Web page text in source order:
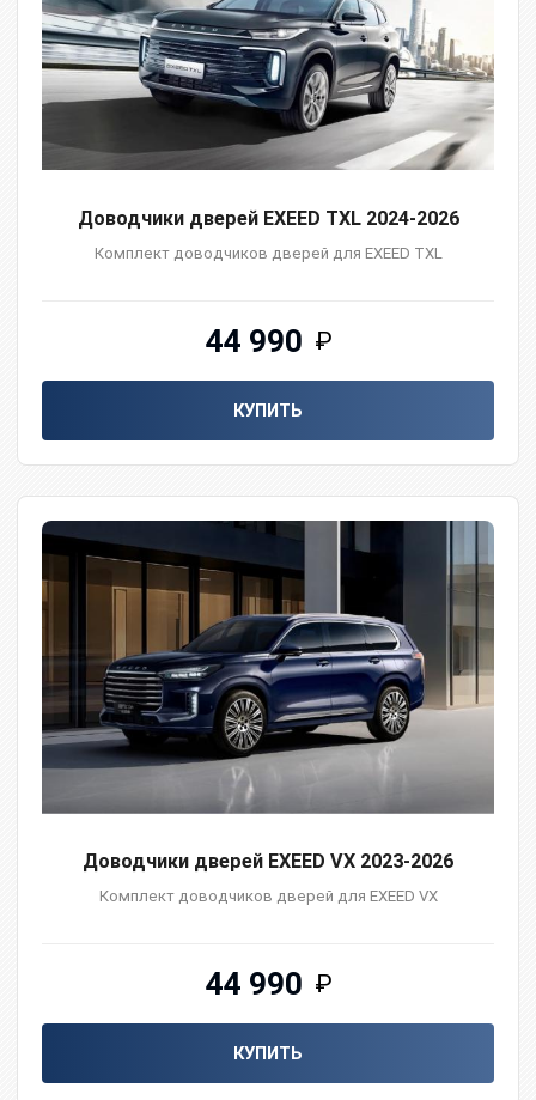
Доводчики дверей EXEED TXL 2024-2026
Комплект доводчиков дверей для EXEED TXL
44 990 ₽
КУПИТЬ
Доводчики дверей EXEED VX 2023-2026
Комплект доводчиков дверей для EXEED VX
44 990 ₽
КУПИТЬ